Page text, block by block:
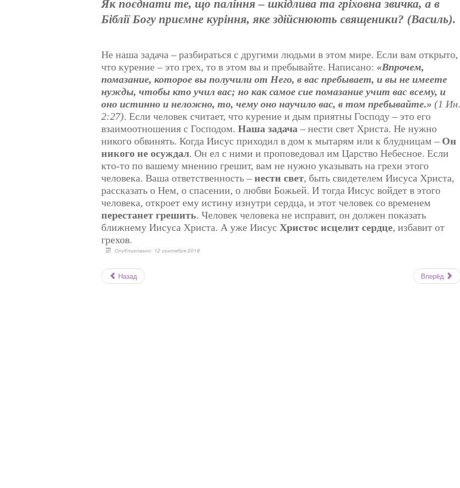
и
н
5
/
5
а
л
у
т
а
,
о
ц
е
н
и
т
е
Як поєднати те, що паління – шкідлива та гріховна звичка, а в
Біблії Богу приємне куріння, яке здійснюють священики? (Василь).
Не наша задача – разбираться с другими людьми в этом мире. Если вам открыто,
что курение – это грех, то в этом вы и пребывайте. Написано: «Впрочем,
помазание, которое вы получили от Него, в вас пребывает, и вы не имеете
нужды, чтобы кто учил вас; но как самое сие помазание учит вас всему, и
оно истинно и неложно, то, чему оно научило вас, в том пребывайте.» (1 Ин.
2:27). Если человек считает, что курение и дым приятны Господу – это его
взаимоотношения с Господом. Наша задача – нести свет Христа. Не нужно
никого обвинять. Когда Иисус приходил в дом к мытарям или к блудницам – Он
никого не осуждал. Он ел с ними и проповедовал им Царство Небесное. Если
кто-то по вашему мнению грешит, вам не нужно указывать на грехи этого
человека. Ваша ответственность – нести свет, быть свидетелем Иисуса Христа,
рассказать о Нем, о спасении, о любви Божьей. И тогда Иисус войдет в этого
человека, откроет ему истину изнутри сердца, и этот человек со временем
перестанет грешить. Человек человека не исправит, он должен показать
ближнему Иисуса Христа. А уже Иисус Христос исцелит сердце, избавит от
грехов.
Опубликовано: 12 сентября 2018
Назад Вперёд